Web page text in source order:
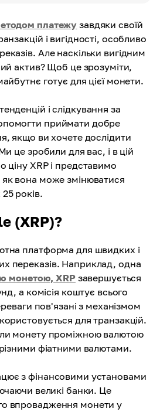
платежу завдяки своїй
і вигідності, особливо
Але наскільки вигідним
актив? Щоб це зрозуміти,
готує для цієї монети.
і слідкування за
приймати добре
якщо ви хочете дослідити
це зробили для вас, і в цій
ціну XRP і представимо
вона може змінюватися
років.
(XRP)?
платформа для швидких і
переказів. Наприклад, одна
монетою, XRPзавершується
а комісія коштує всього
пов'язані з механізмом
для транзакцій.
монету проміжною валютою
фіатними валютами.
з фінансовими установами
великі банки. Це
впровадження монети у